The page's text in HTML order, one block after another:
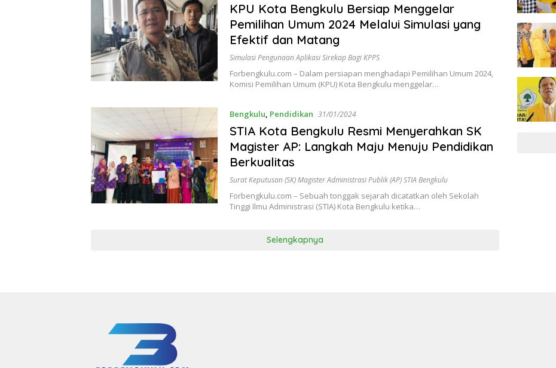
KPU Kota Bengkulu Bersiap Menggelar
Pemilihan Umum 2024 Melalui Simulasi yang
Efektif dan Matang
Simulasi Pengunaan Aplikasi Sirekap Bagi KPPS
Forbengkulu.com – Dalam persiapan menghadapi Pemilihan Umum 2024,
Komisi Pemilihan Umum (KPU) Kota Bengkulu menggelar…
Bengkulu, Pendidikan 31/01/2024
STIA Kota Bengkulu Resmi Menyerahkan SK
Magister AP: Langkah Maju Menuju Pendidikan
Berkualitas
Surat Keputusan (SK) Magister Administrasi Publik (AP) STIA Bengkulu
Forbengkulu.com – Sebuah tonggak sejarah dicatatkan oleh Sekolah
Tinggi Ilmu Administrasi (STIA) Kota Bengkulu ketika…
Selengkapnya